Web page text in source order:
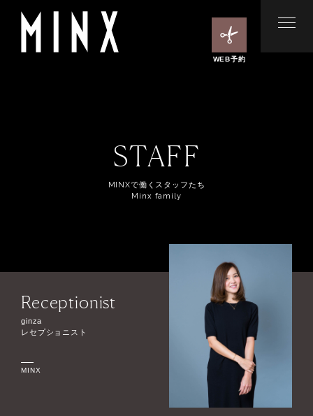
WEB予約
STAFF
MINXで働くスタッフたち
Minx family
Receptionist
ginza
レセプショニスト
MINX